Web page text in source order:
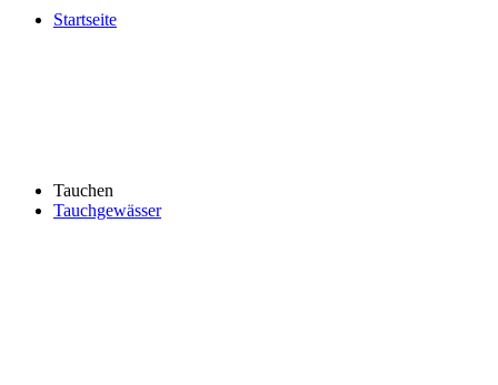
Startseite
Tauchen
Tauchgewässer